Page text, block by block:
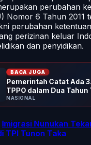
perubahan
Nomor 6 Tahun 2011
perubahan
perizinan keluar
dan penyidikan.
BACA JUGA
Pemerintah Catat Ada
TPPO dalam Dua Tahun
NASIONAL
Imigrasi Nunukan
TPI Tunon Taka